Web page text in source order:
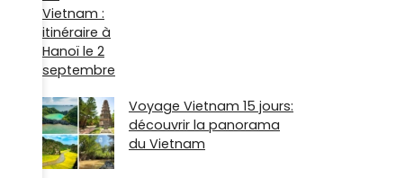
Voyage Vietnam 15 jours:
découvrir la panorama
du Vietnam